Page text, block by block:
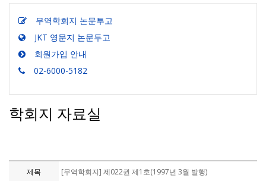
무역학회지 논문투고
JKT 영문지 논문투고
회원가입 안내
02-6000-5182
학회지 자료실
제목 [무역학회지] 제022권 제1호(1997년 3월 발행)